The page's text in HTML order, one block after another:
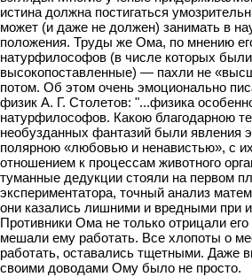
истина должна постигаться
может (и даже не должен) занимать в
положения. Труды же Ома, по мнению
натурфилософов (в числе которых
высокопоставленные) — пахли не
потом. Об этом очень эмоционально
физик А. Г. Столетов: "...физика
натурфилософов. Какою благодарною
необузданных фантазий были явления
полярною «любовью и ненавистью», с
отношением к процессам животного
туманные дедукции стояли на первом
экспериментатора, точный анализ
они казались лишними и вредными при
Противники Ома не только отрицали его
мешали ему работать. Все хлопоты о
работать, оставались тщетными. Даже
своими доводами Ому было не просто.